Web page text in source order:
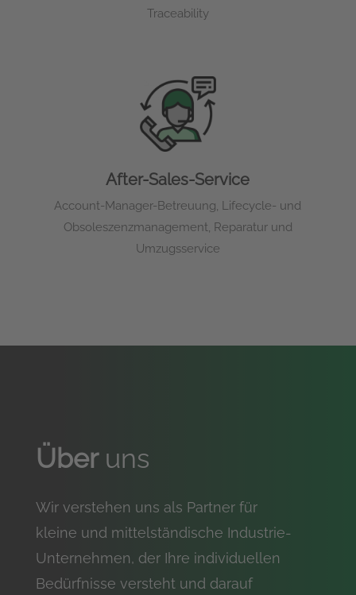
Traceability
After-Sales-Service
Account-Manager-Betreuung, Lifecycle- und
Obsoleszenzmanagement, Reparatur und
Umzugsservice
Über uns
Wir verstehen uns als Partner für
kleine und mittelständische Industrie-
Unternehmen, der Ihre individuellen
Bedürfnisse versteht und darauf